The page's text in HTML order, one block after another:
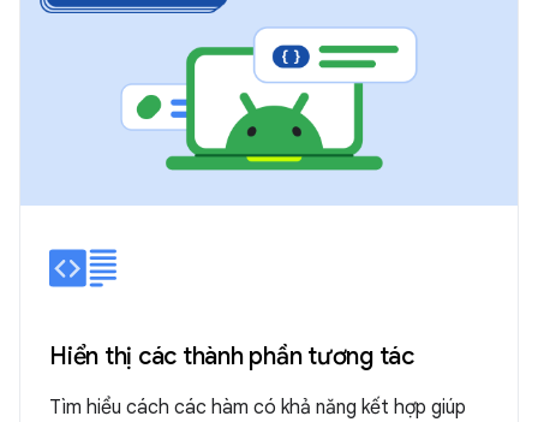
Hiển thị các thành phần tương tác
Tìm hiểu cách các hàm có khả năng kết hợp giúp